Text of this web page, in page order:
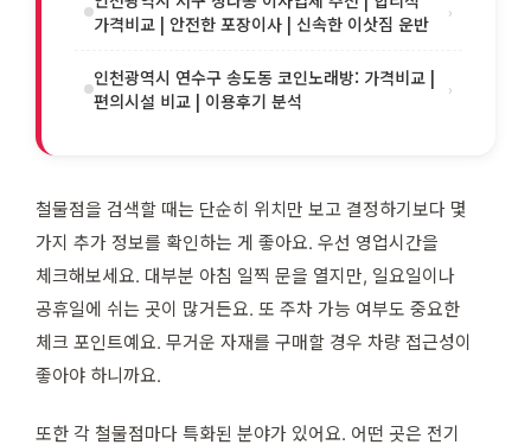
가격비교 | 안전한 포장이사 | 신속한 이삿짐 운반
›
인천광역시 연수구 송도동 코인노래방: 가격비교 |
편의시설 비교 | 이용후기 분석
›
철물점을 검색할 때는 단순히 위치만 보고 결정하기보다 몇
가지 추가 정보를 확인하는 게 좋아요. 우선 영업시간을
체크해보세요. 대부분 아침 일찍 문을 열지만, 일요일이나
공휴일에 쉬는 곳이 많거든요. 또 주차 가능 여부도 중요한
체크 포인트예요. 무거운 자재를 구매할 경우 차량 접근성이
좋아야 하니까요.
또한 각 철물점마다 특화된 분야가 있어요. 어떤 곳은 전기